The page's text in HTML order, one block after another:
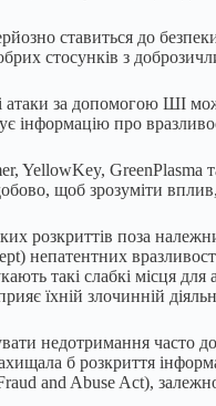
ставиться до
стосунків з
атаки за допомогою ШІ
інформацію про
YellowKey,
щоб зрозуміти
розкриттів поза
непатентних
такі слабкі місця
їхній злочинній
недотримання часто
б розкриття
and Abuse Act),